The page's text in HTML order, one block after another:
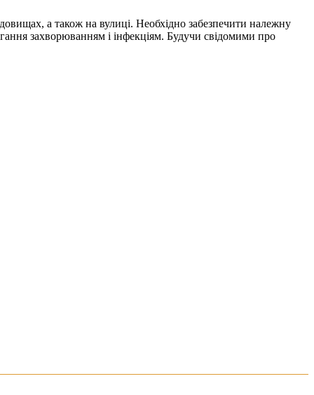
а також на вулиці. Необхідно забезпечити належну
захворюванням і інфекціям. Будучи свідомими про